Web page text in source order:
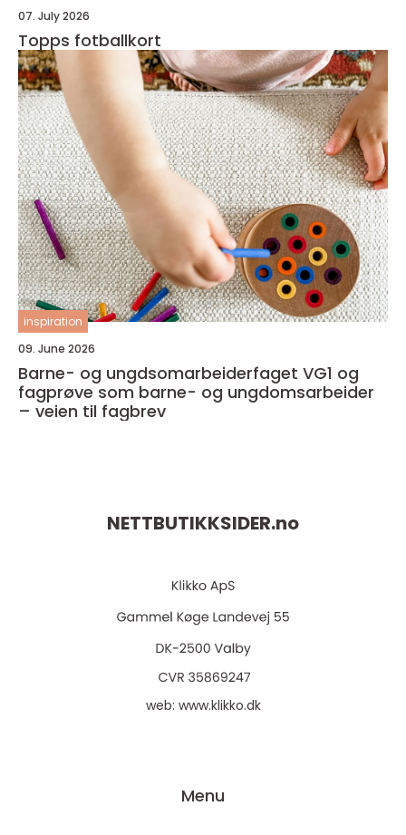
07. July 2026
Topps fotballkort
inspiration
09. June 2026
Barne- og ungdsomarbeiderfaget VG1 og
fagprøve som barne- og ungdomsarbeider
– veien til fagbrev
NETTBUTIKKSIDER.no
web: www.klikko.dk
Menu